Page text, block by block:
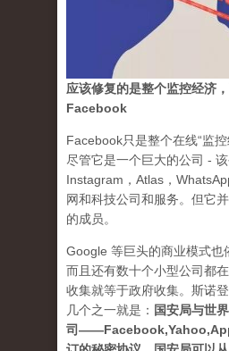
应该修复的是整个监控经济
Facebook
Facebook只是整个在线“监控
尽管它是一个巨大的公司 -
Instagram，Atlas，
网和科技公司和服务。但它
的成员。
Google 等巨头的商业模式也
而且还有数十个小型公司都
收集就等于政府收集。斯诺
几个之一就是： 国安局与世
司